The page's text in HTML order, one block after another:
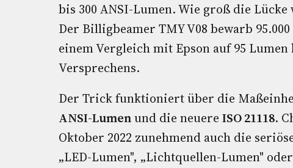
bis 300 ANSI-Lumen. Wie groß die
Der Billigbeamer TMY V08 bewarb
einem Vergleich mit Epson auf 95
Versprechens.
Der Trick funktioniert über die
ANSI-Lumenund die neuere ISO 21118.
Oktober 2022 zunehmend auch die
„LED-Lumen", „Lichtquellen-Lumen"